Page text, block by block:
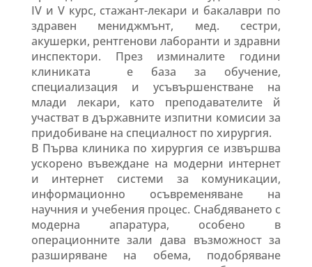
IV и V курс, стажант-лекари и бакалаври по
здравен мениджмънт, мед. сестри,
акушерки, рентгенови лаборанти и здравни
инспектори. През изминалите години
клиниката е база за обучение,
специализация и усъвършенстване на
млади лекари, като преподавателите й
участват в държавните изпитни комисии за
придобиване на специалност по хирургия.
В Първа клиника по хирургия се извършва
ускорено въвеждане на модерни интернет
и интернет системи за комуникации,
информационно осъвременяване на
научния и учебения процес. Снабдяването с
модерна апаратура, особено в
операционните зали дава възможност за
разширяване на обема, подобряване